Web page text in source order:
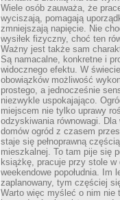
Wiele osób zauważa, że
wyciszają, pomagają
zmniejszają napięcie. Nie
wysiłek fizyczny, choć ten
Ważny jest także sam
Są namacalne, konkretne i
widocznego efektu. W
obowiązków możliwość
prostego, a jednocześnie
niezwykle uspokajająco.
miejscem nie tylko uprawy
odzyskiwania równowagi. Dla
domów ogród z czasem
staje się pełnoprawną
mieszkalnej. To tam pije się
książkę, pracuje przy stole w
weekendowe popołudnia. Im
zaplanowany, tym częściej
Warto więc myśleć o nim nie